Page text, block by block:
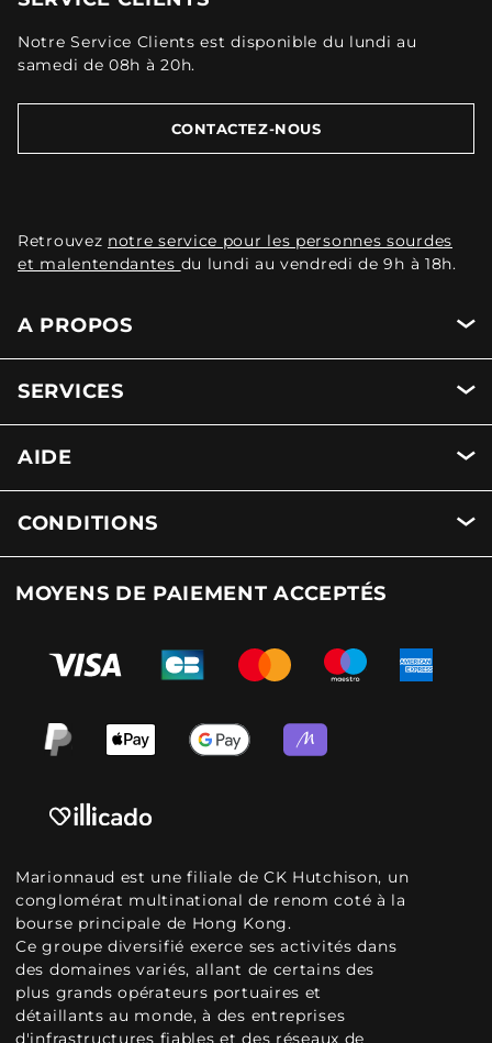
Notre Service Clients est disponible du lundi au
samedi de 08h à 20h.
CONTACTEZ-NOUS
Retrouvez notre service pour les personnes sourdes
et malentendantes du lundi au vendredi de 9h à 18h.
A PROPOS
SERVICES
AIDE
CONDITIONS
MOYENS DE PAIEMENT ACCEPTÉS
Marionnaud est une filiale de CK Hutchison, un
conglomérat multinational de renom coté à la
bourse principale de Hong Kong.
Ce groupe diversifié exerce ses activités dans
des domaines variés, allant de certains des
plus grands opérateurs portuaires et
détaillants au monde, à des entreprises
d'infrastructures fiables et des réseaux de